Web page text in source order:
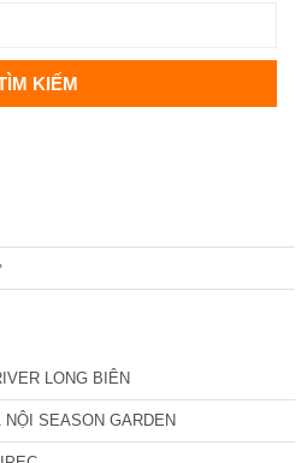
LONG BIÊN
SEASON GARDEN